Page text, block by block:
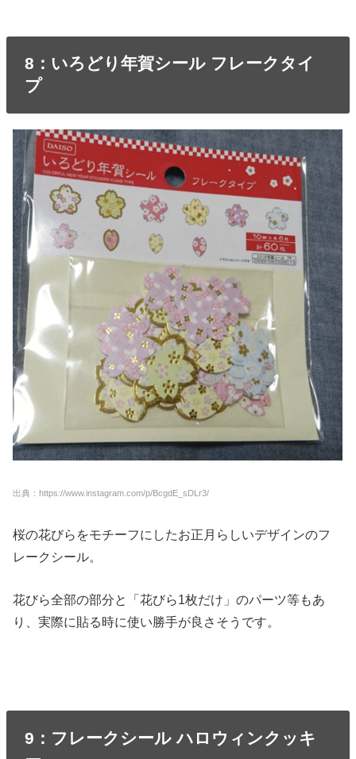
8：いろどり年賀シール フレークタイ
プ
出典：https://www.instagram.com/p/BcgdE_sDLr3/
桜の花びらをモチーフにしたお正月らしいデザインのフ
レークシール。
花びら全部の部分と「花びら1枚だけ」のパーツ等もあ
り、実際に貼る時に使い勝手が良さそうです。
9：フレークシール ハロウィンクッキ